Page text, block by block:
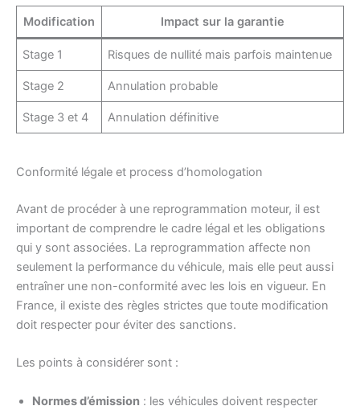
Modification Impact sur la garantie
Stage 1 Risques de nullité mais parfois maintenue
Stage 2 Annulation probable
Stage 3 et 4 Annulation définitive
Conformité légale et process d’homologation
Avant de procéder à une reprogrammation moteur, il est
important de comprendre le cadre légal et les obligations
qui y sont associées. La reprogrammation affecte non
seulement la performance du véhicule, mais elle peut aussi
entraîner une non-conformité avec les lois en vigueur. En
France, il existe des règles strictes que toute modification
doit respecter pour éviter des sanctions.
Les points à considérer sont :
Normes d’émission : les véhicules doivent respecter